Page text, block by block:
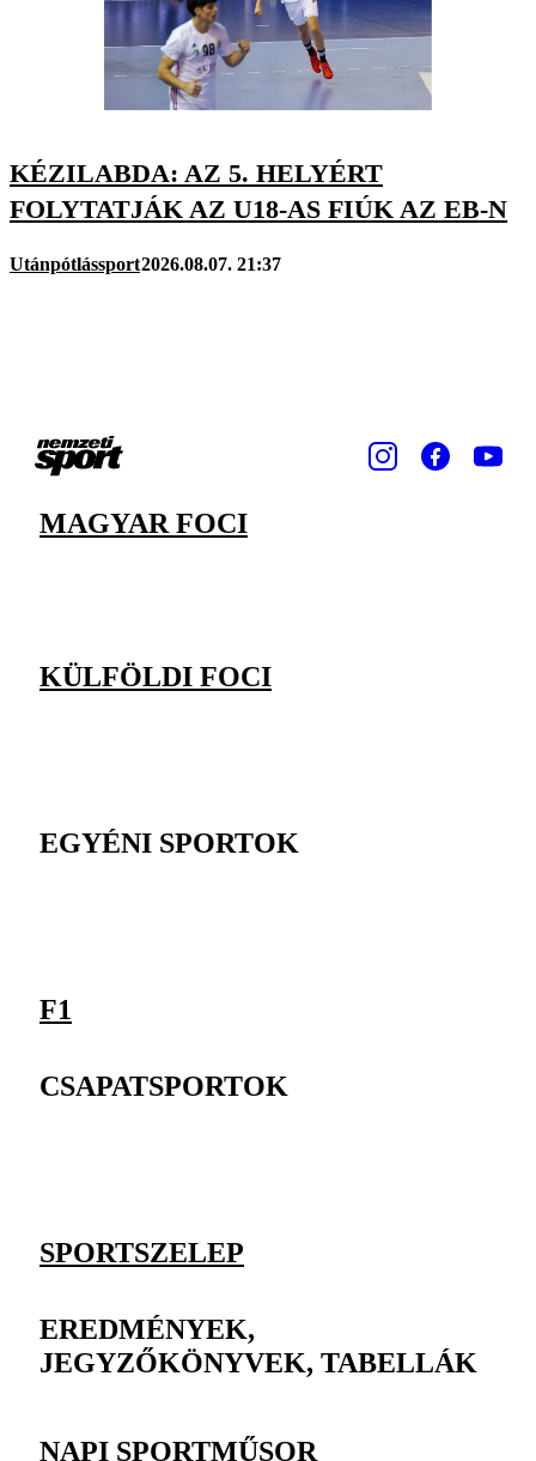
KÉZILABDA: AZ 5. HELYÉRT
FOLYTATJÁK AZ U18-AS FIÚK AZ EB-N
Utánpótlássport2026.08.07. 21:37
MAGYAR FOCI
KÜLFÖLDI FOCI
EGYÉNI SPORTOK
F1
CSAPATSPORTOK
SPORTSZELEP
EREDMÉNYEK,
JEGYZŐKÖNYVEK, TABELLÁK
NAPI SPORTMŰSOR